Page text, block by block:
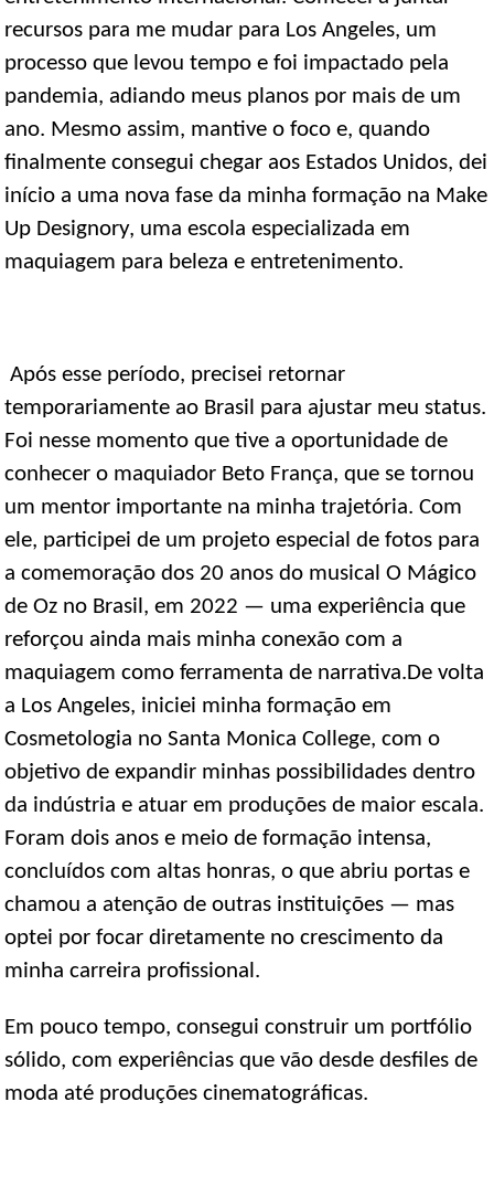
recursos para me mudar para Los Angeles, um
processo que levou tempo e foi impactado pela
pandemia, adiando meus planos por mais de um
ano. Mesmo assim, mantive o foco e, quando
finalmente consegui chegar aos Estados Unidos, dei
início a uma nova fase da minha formação na Make
Up Designory, uma escola especializada em
maquiagem para beleza e entretenimento.
Após esse período, precisei retornar
temporariamente ao Brasil para ajustar meu status.
Foi nesse momento que tive a oportunidade de
conhecer o maquiador Beto França, que se tornou
um mentor importante na minha trajetória. Com
ele, participei de um projeto especial de fotos para
a comemoração dos 20 anos do musical O Mágico
de Oz no Brasil, em 2022 — uma experiência que
reforçou ainda mais minha conexão com a
maquiagem como ferramenta de narrativa.De volta
a Los Angeles, iniciei minha formação em
Cosmetologia no Santa Monica College, com o
objetivo de expandir minhas possibilidades dentro
da indústria e atuar em produções de maior escala.
Foram dois anos e meio de formação intensa,
concluídos com altas honras, o que abriu portas e
chamou a atenção de outras instituições — mas
optei por focar diretamente no crescimento da
minha carreira profissional.
Em pouco tempo, consegui construir um portfólio
sólido, com experiências que vão desde desfiles de
moda até produções cinematográficas.